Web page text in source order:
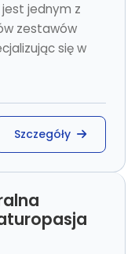
jednym z
zestawów
się w
Szczegóły